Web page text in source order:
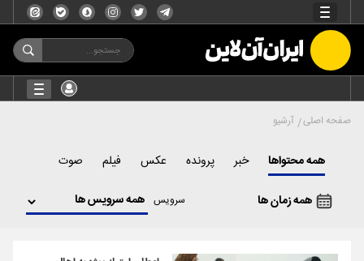
صفحه اصلی آرشیو
همه محتواها خبر پرونده عکس فیلم صوت
همه زمان ها سرویس